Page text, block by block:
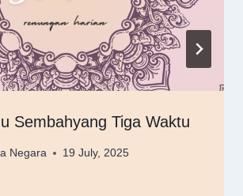
Sembahyang Tiga Waktu
Negara 19 July, 2025